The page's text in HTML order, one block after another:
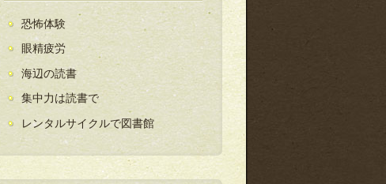
恐怖体験
眼精疲労
海辺の読書
集中力は読書で
レンタルサイクルで図書館